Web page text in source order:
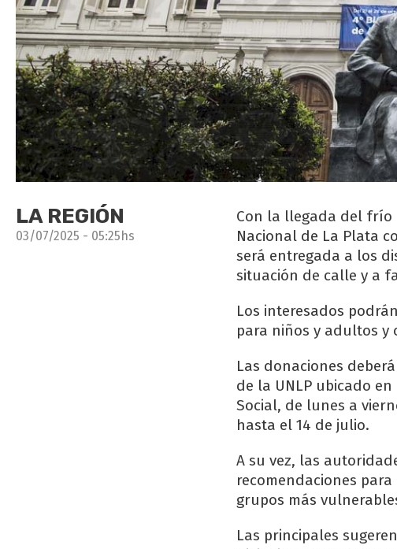
LA REGIÓN
03/07/2025 - 05:25hs
Con la llegada del frío
Nacional de La Plata
será entregada a los
situación de calle y a
Los interesados
para niños y adultos y
Las donaciones
de la UNLP ubicado
Social, de lunes a
hasta el 14 de julio.
A su vez, las
recomendaciones
grupos más
Las principales